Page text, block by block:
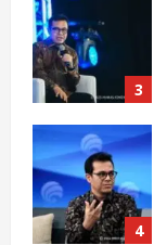
3
4